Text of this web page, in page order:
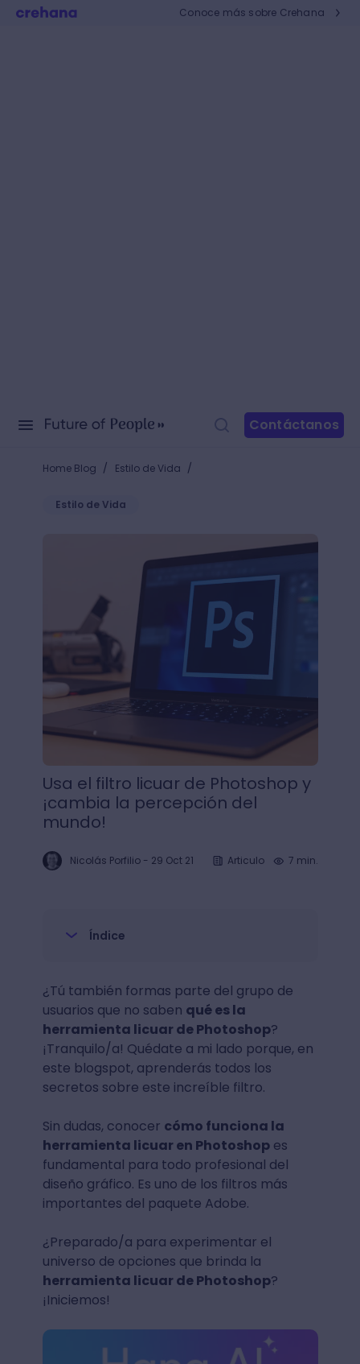
Conoce más sobre Crehana
Contáctanos
Home Blog / Estilo de Vida /
Estilo de Vida
Usa el filtro licuar de Photoshop y ¡cambia la
Usa el filtro licuar de Photoshop y
¡cambia la percepción del
mundo!
Nicolás Porfilio- 29 Oct 21 Articulo 7 min.
Índice
¿Tú también formas parte del grupo de
usuarios que no saben qué es la
herramienta licuar de Photoshop?
¡Tranquilo/a! Quédate a mi lado porque, en
este blogspot, aprenderás todos los
secretos sobre este increíble filtro.
Sin dudas, conocer cómo funciona la
herramienta licuar en Photoshopes
fundamental para todo profesional del
diseño gráfico. Es uno de los filtros más
importantes del paquete Adobe.
¿Preparado/a para experimentar el
universo de opciones que brinda la
herramienta licuar de Photoshop?
¡Iniciemos!